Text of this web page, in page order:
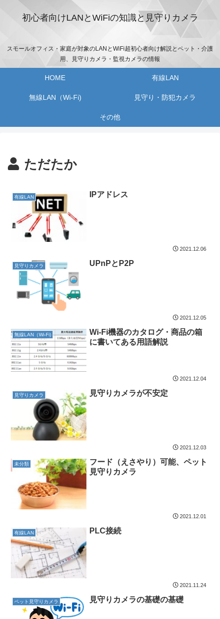
初心者向けLANとWiFiの知識と見守りカメラ
スモールオフィス・家庭が対象のLANとWiFi超初心者向け解説とペット・介護
用、見守りカメラ・監視カメラの情報
HOME 有線LAN
無線LAN（Wi-Fi) 見守り・防犯カメラ
その他
ただたか
有線LAN IPアドレス
2021.12.06
見守りカメラ UPnPとP2P
2021.12.05
無線LAN（Wi-Fi)
Wi-Fi機器のカタログ・商品の箱
に書いてある用語解説
2021.12.04
見守りカメラ 見守りカメラが不安定
2021.12.03
未分類
フード（えさやり）可能、ペット
見守りカメラ
2021.12.01
有線LAN PLC接続
2021.11.24
ペット見守りカメラ 見守りカメラの基礎の基礎